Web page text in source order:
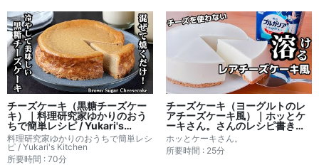
チーズケーキ（黒糖チーズケー
キ）｜料理研究家ゆかりのおう
ちで簡単レシピ / Yukari's
Kitchenさんのレシピ書き起こ
し
料理研究家ゆかりのおうちで簡単レシ
ピ / Yukari's Kitchen
所要時間 : 70分
チーズケーキ（ヨーグルトのレ
アチーズケーキ風）｜ホッとケ
ーキさん。さんのレシピ書き起
こし
ホッとケーキさん。
所要時間 : 25分